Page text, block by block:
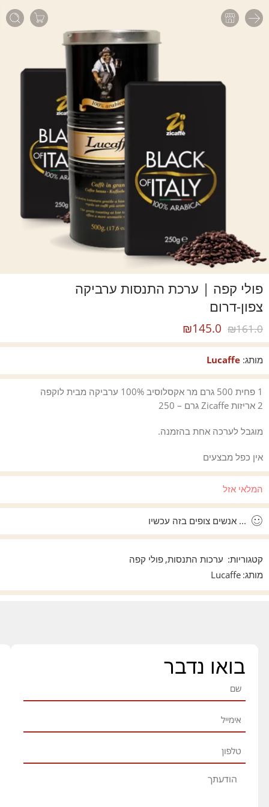
פולי קפה | ערכת התנסות ערביקה
צפון-דרום
₪161.0
₪145.0
מותג: Lucaffe
1 פחית 500 גרם מר אקסלוסיב 100% ערביקה מבית לוקפה
2 אריזות Zicaffe גרם – 250
מוגבל לערכה אחת בהזמנה.
אין כפל מבצעים
המלאי אזל
... אנשים צופים בזה עכשיו
קטגוריות: ערכות התנסות, פולי קפה
מותג: Lucaffe
בואו נדבר